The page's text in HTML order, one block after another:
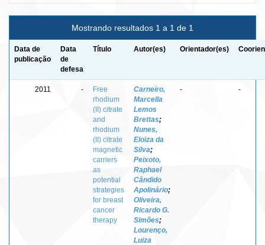
Mostrando resultados 1 a 1 de 1
Data de
publicação
Data
de
defesa
Título Autor(es) Orientador(es)
2011 -
Free
rhodium
(II) citrate
and
rhodium
(II) citrate
magnetic
carriers
as
potential
strategies
for breast
cancer
therapy
Carneiro,
Marcella
Lemos
Brettas;
Nunes,
Eloiza da
Silva;
Peixoto,
Raphael
Cândido
Apolinário;
Oliveira,
Ricardo G.
Simões;
Lourenço,
Luiza
- -